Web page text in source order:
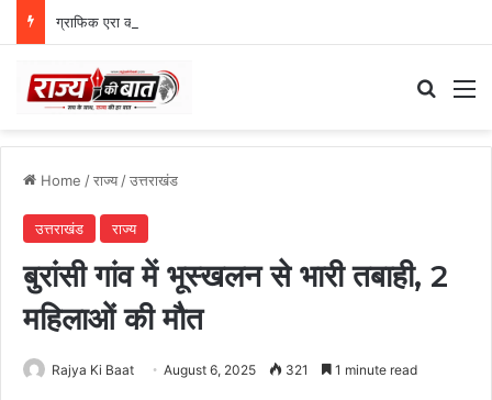
ग्राफिक एरा को बड़ी सफलता, एनएमसी ने 250 एमबीबीएस सीटों को दी मंजूरी
Home /राज्य/उत्तराखंड
उत्तराखंड राज्य
बुरांसी गांव में भूस्खलन से भारी तबाही, 2
महिलाओं की मौत
Rajya Ki Baat August 6, 2025 321 1 minute read